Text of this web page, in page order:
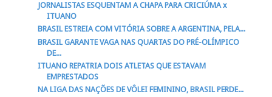
JORNALISTAS ESQUENTAM A CHAPA PARA CRICIÚMA x
ITUANO
BRASIL ESTREIA COM VITÓRIA SOBRE A ARGENTINA, PELA...
BRASIL GARANTE VAGA NAS QUARTAS DO PRÉ-OLÍMPICO
DE...
ITUANO REPATRIA DOIS ATLETAS QUE ESTAVAM
EMPRESTADOS
NA LIGA DAS NAÇÕES DE VÔLEI FEMININO, BRASIL PERDE...